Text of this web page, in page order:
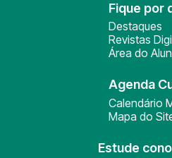
Fique por
Destaques
Revistas
Área do
Agenda
Calendário
Mapa do
Estude